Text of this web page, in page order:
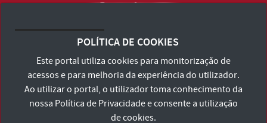
Consulte os Termos e Condições e Política de Privacidade
Declaração de Acessibilidade
POLÍTICA DE COOKIES
Este portal utiliza cookies para monitorização de
acessos e para melhoria da experiência do utilizador.
Ao utilizar o portal, o utilizador toma conhecimento da
nossa Política de Privacidadee consente a utilização
de cookies.